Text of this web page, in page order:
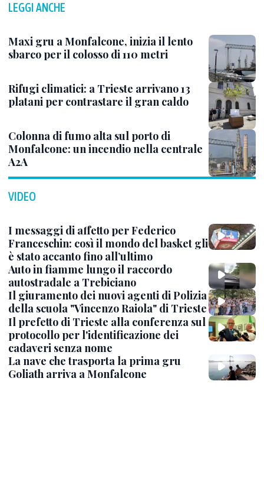
LEGGI ANCHE
Maxi gru a Monfalcone, inizia il lento
sbarco per il colosso di 110 metri
Rifugi climatici: a Trieste arrivano 13
platani per contrastare il gran caldo
Colonna di fumo alta sul porto di
Monfalcone: un incendio nella centrale
A2A
VIDEO
I messaggi di affetto per Federico
Franceschin: così il mondo del basket gli
è stato accanto fino all’ultimo
Auto in fiamme lungo il raccordo
autostradale a Trebiciano
Il giuramento dei nuovi agenti di Polizia
della scuola "Vincenzo Raiola" di Trieste
Il prefetto di Trieste alla conferenza sul
protocollo per l'identificazione dei
cadaveri senza nome
La nave che trasporta la prima gru
Goliath arriva a Monfalcone